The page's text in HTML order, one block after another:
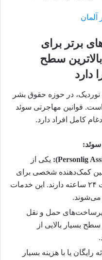
آلمان
برتر برای
سطح
دارد
در حوزه حقوق بشر
قوانین مهاجرتی سوئد
کامل افراد دارد.
یکی از
کمک‌دهنده شخصی برای
افرادی که نیاز به مراقبت ۲۴ ساعته دارند. این خدمات
می‌شوند.
حمل و نقل
بسیار بالایی از
رایگان یا با هزینه بسیار